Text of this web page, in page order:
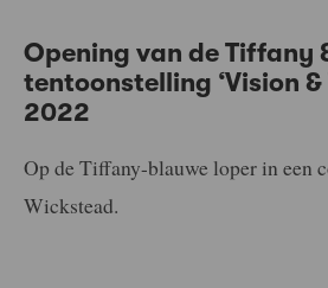
Opening van de Tiffany
tentoonstelling ‘Vision
2022
Op de Tiffany-blauwe loper in een
Wickstead.